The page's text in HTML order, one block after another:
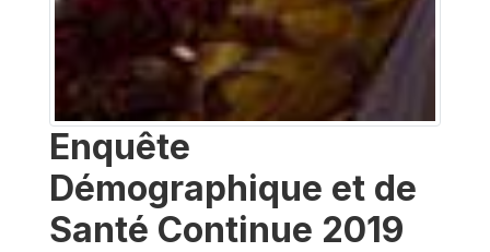
Enquête
Démographique et de
Santé Continue 2019